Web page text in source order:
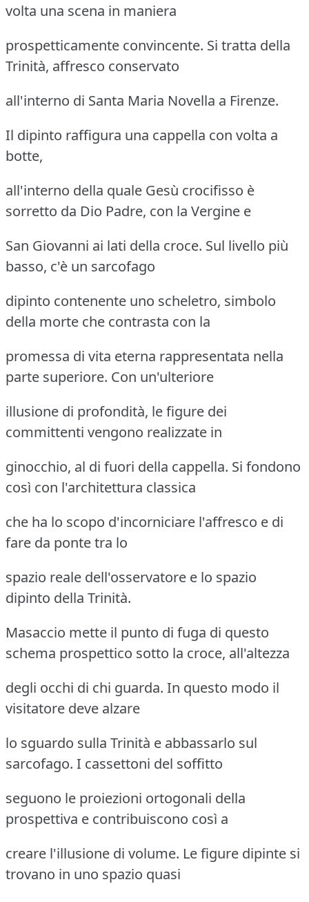
volta una scena in maniera
prospetticamente convincente. Si tratta della
Trinità, affresco conservato
all'interno di Santa Maria Novella a Firenze.
Il dipinto raffigura una cappella con volta a
botte,
all'interno della quale Gesù crocifisso è
sorretto da Dio Padre, con la Vergine e
San Giovanni ai lati della croce. Sul livello più
basso, c'è un sarcofago
dipinto contenente uno scheletro, simbolo
della morte che contrasta con la
promessa di vita eterna rappresentata nella
parte superiore. Con un'ulteriore
illusione di profondità, le figure dei
committenti vengono realizzate in
ginocchio, al di fuori della cappella. Si fondono
così con l'architettura classica
che ha lo scopo d'incorniciare l'affresco e di
fare da ponte tra lo
spazio reale dell'osservatore e lo spazio
dipinto della Trinità.
Masaccio mette il punto di fuga di questo
schema prospettico sotto la croce, all'altezza
degli occhi di chi guarda. In questo modo il
visitatore deve alzare
lo sguardo sulla Trinità e abbassarlo sul
sarcofago. I cassettoni del soffitto
seguono le proiezioni ortogonali della
prospettiva e contribuiscono così a
creare l'illusione di volume. Le figure dipinte si
trovano in uno spazio quasi